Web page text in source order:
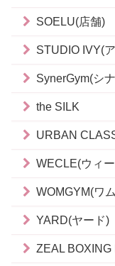
SOELU(店舗)
STUDIO IVY(
SynerGym(シ
the SILK
URBAN
WECLE(ウィ
WOMGYM(ワ
YARD(ヤード)
ZEAL BOXING